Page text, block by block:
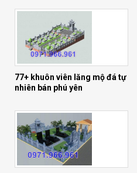
77+ khuôn viên lăng mộ đá tự
nhiên bán phú yên